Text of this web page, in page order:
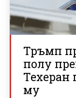
Тръмп
полу
Техеран
му